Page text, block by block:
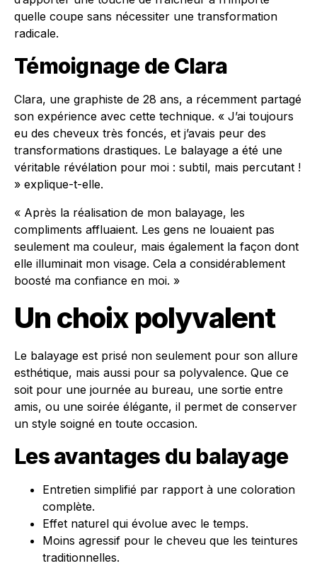
quelle coupe sans nécessiter une transformation
radicale.
Témoignage de Clara
Clara, une graphiste de 28 ans, a récemment partagé
son expérience avec cette technique. « J’ai toujours
eu des cheveux très foncés, et j’avais peur des
transformations drastiques. Le balayage a été une
véritable révélation pour moi : subtil, mais percutant !
» explique-t-elle.
« Après la réalisation de mon balayage, les
compliments affluaient. Les gens ne louaient pas
seulement ma couleur, mais également la façon dont
elle illuminait mon visage. Cela a considérablement
boosté ma confiance en moi. »
Un choix polyvalent
Le balayage est prisé non seulement pour son allure
esthétique, mais aussi pour sa polyvalence. Que ce
soit pour une journée au bureau, une sortie entre
amis, ou une soirée élégante, il permet de conserver
un style soigné en toute occasion.
Les avantages du balayage
Entretien simplifié par rapport à une coloration
complète.
Effet naturel qui évolue avec le temps.
Moins agressif pour le cheveu que les teintures
traditionnelles.